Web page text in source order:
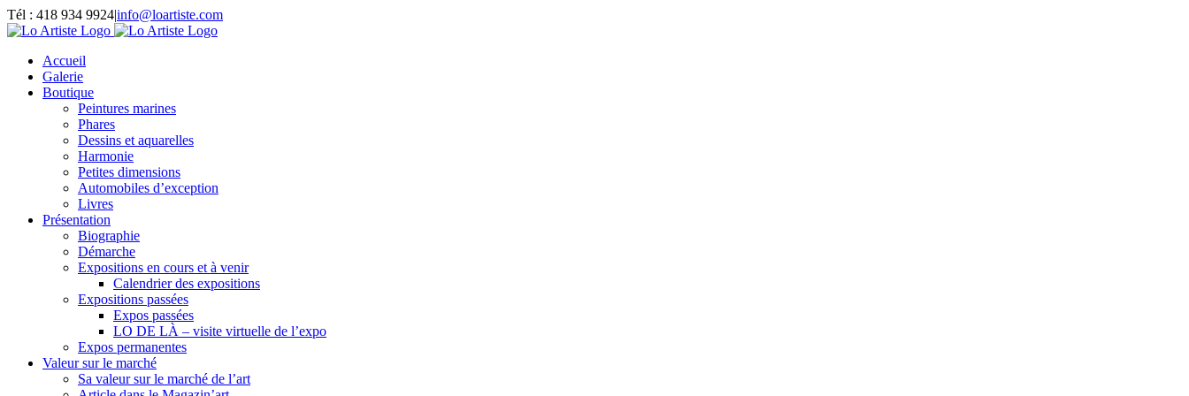
Passer
au
Tél : 418 934 9924|info@loartiste.com
Facebook
Instagram
Email
Pinterest
YouTube
Accueil
Galerie
Boutique
Peintures marines
Phares
Dessins et aquarelles
Harmonie
Petites dimensions
Automobiles d’exception
Livres
Présentation
Biographie
Démarche
Expositions en cours et à venir
Calendrier des expositions
Expositions passées
Expos passées
LO DE LÀ – visite virtuelle de l’expo
Expos permanentes
Valeur sur le marché
Sa valeur sur le marché de l’art